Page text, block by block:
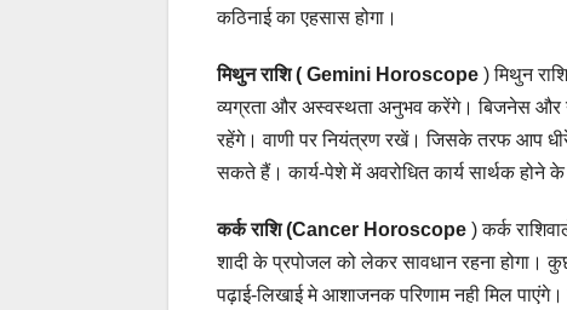
कठिनाई का एहसास होगा।
मिथुन राशि ( Gemini Horoscope ) मिथुन
व्यग्रता और अस्वस्थता अनुभव करेंगे। बिजनेस और
रहेंगे। वाणी पर नियंत्रण रखें। जिसके तरफ आप
सकते हैं। कार्य-पेशे में अवरोधित कार्य सार्थक होने
कर्क राशि (Cancer Horoscope ) कर्क
शादी के प्रपोजल को लेकर सावधान रहना होगा।
पढ़ाई-लिखाई मे आशाजनक परिणाम नही मिल